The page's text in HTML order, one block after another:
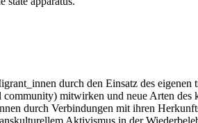
durch den Einsatz des
mitwirken und neue Arten
durch Verbindungen mit ihren